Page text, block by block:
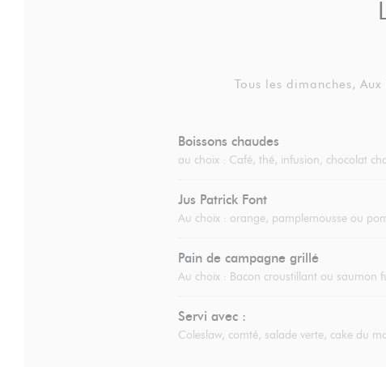
Tous les dimanches,
Boissons chaudes
au choix : Café, thé, infusion, chocolat
Jus Patrick Font
Au choix : orange, pamplemousse ou
Pain de campagne grillé
Au choix : Bacon croustillant ou saumon
Servi avec :
Coleslaw, comté, salade verte, cake du